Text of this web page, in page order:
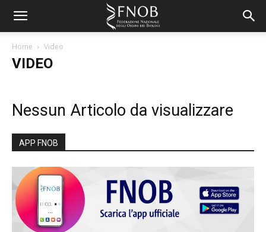
Home Video
VIDEO
Nessun Articolo da visualizzare
APP FNOB